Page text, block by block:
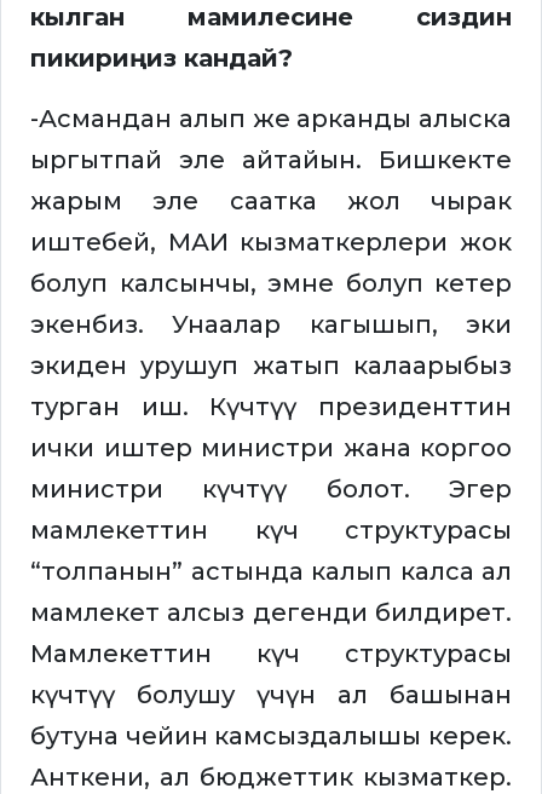
кылган мамилесине сиздин
пикириңиз кандай?
-Асмандан алып же арканды алыска
ыргытпай эле айтайын. Бишкекте
жарым эле саатка жол чырак
иштебей, МАИ кызматкерлери жок
болуп калсынчы, эмне болуп кетер
экенбиз. Унаалар кагышып, эки
экиден урушуп жатып калаарыбыз
турган иш. Күчтүү президенттин
ички иштер министри жана коргоо
министри күчтүү болот. Эгер
мамлекеттин күч структурасы
“толпанын” астында калып калса ал
мамлекет алсыз дегенди билдирет.
Мамлекеттин күч структурасы
күчтүү болушу үчүн ал башынан
бутуна чейин камсыздалышы керек.
Анткени, ал бюджеттик кызматкер.